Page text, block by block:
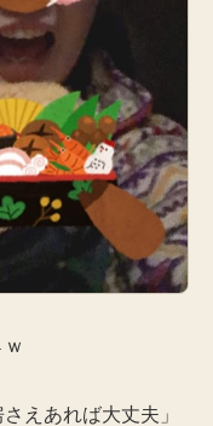
えあれば大丈夫」